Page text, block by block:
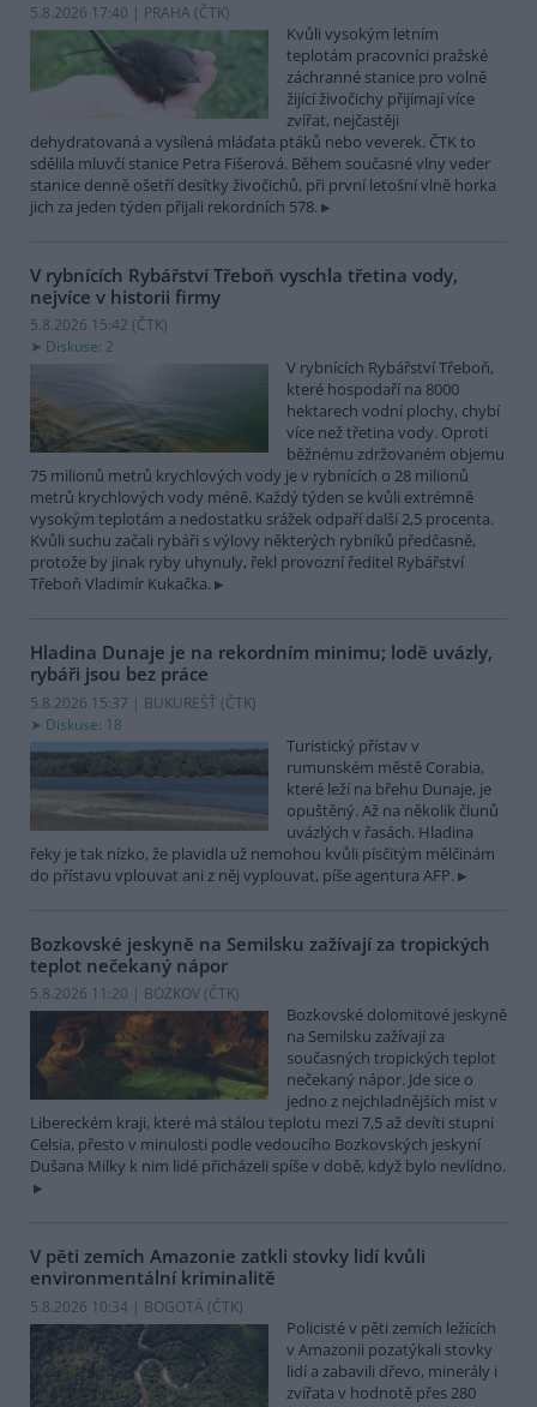
5.8.2026 17:40 | PRAHA (ČTK)
Kvůli vysokým letním
teplotám pracovníci pražské
záchranné stanice pro volně
žijící živočichy přijímají více
zvířat, nejčastěji
dehydratovaná a vysílená mláďata ptáků nebo veverek. ČTK to
sdělila mluvčí stanice Petra Fišerová. Během současné vlny veder
stanice denně ošetří desítky živočichů, při první letošní vlně horka
jich za jeden týden přijali rekordních 578.
V rybnících Rybářství Třeboň vyschla třetina vody,
nejvíce v historii firmy
5.8.2026 15:42 (ČTK)
Diskuse: 2
V rybnících Rybářství Třeboň,
které hospodaří na 8000
hektarech vodní plochy, chybí
více než třetina vody. Oproti
běžnému zdržovaném objemu
75 milionů metrů krychlových vody je v rybnících o 28 milionů
metrů krychlových vody méně. Každý týden se kvůli extrémně
vysokým teplotám a nedostatku srážek odpaří další 2,5 procenta.
Kvůli suchu začali rybáři s výlovy některých rybníků předčasně,
protože by jinak ryby uhynuly, řekl provozní ředitel Rybářství
Třeboň Vladimír Kukačka.
Hladina Dunaje je na rekordním minimu; lodě uvázly,
rybáři jsou bez práce
5.8.2026 15:37 | BUKUREŠŤ (ČTK)
Diskuse: 18
Turistický přístav v
rumunském městě Corabia,
které leží na břehu Dunaje, je
opuštěný. Až na několik člunů
uvázlých v řasách. Hladina
řeky je tak nízko, že plavidla už nemohou kvůli písčitým mělčinám
do přístavu vplouvat ani z něj vyplouvat, píše agentura AFP.
Bozkovské jeskyně na Semilsku zažívají za tropických
teplot nečekaný nápor
5.8.2026 11:20 | BOZKOV (ČTK)
Bozkovské dolomitové jeskyně
na Semilsku zažívají za
současných tropických teplot
nečekaný nápor. Jde sice o
jedno z nejchladnějších míst v
Libereckém kraji, které má stálou teplotu mezi 7,5 až devíti stupni
Celsia, přesto v minulosti podle vedoucího Bozkovských jeskyní
Dušana Milky k nim lidé přicházeli spíše v době, když bylo nevlídno.
V pěti zemích Amazonie zatkli stovky lidí kvůli
environmentální kriminalitě
5.8.2026 10:34 | BOGOTÁ (ČTK)
Policisté v pěti zemích ležících
v Amazonii pozatýkali stovky
lidí a zabavili dřevo, minerály i
zvířata v hodnotě přes 280